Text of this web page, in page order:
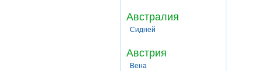
Австралия
Сидней
Австрия
Вена